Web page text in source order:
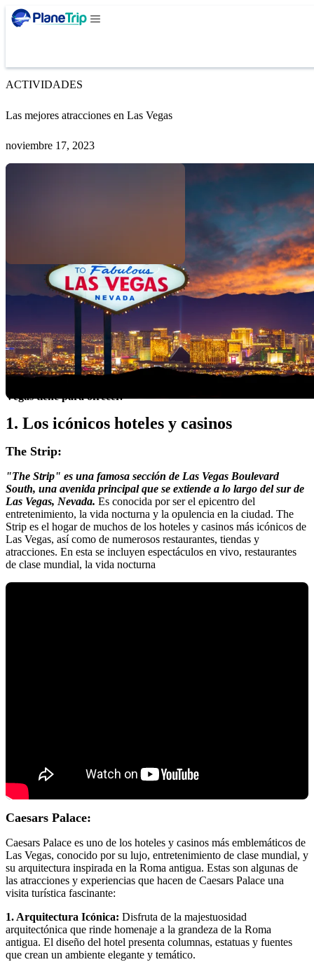
ACTIVIDADES
Las mejores atracciones en Las Vegas
noviembre 17, 2023
la diversión: Las Vegas! Conocida por sus brillantes luces, hoteles
extravagantes y una oferta interminable de entretenimiento, esta
ciudad en medio del desierto de Nevada es un imán para aquellos
que buscan emociones, lujo y una experiencia inolvidable.En este
Vegas tiene para ofrecer.
1. Los icónicos hoteles y casinos
The Strip:
"The Strip" es una famosa sección de Las Vegas Boulevard
South, una avenida principal que se extiende a lo largo del sur de
Las Vegas, Nevada. Es conocida por ser el epicentro del
entretenimiento, la vida nocturna y la opulencia en la ciudad. The
Strip es el hogar de muchos de los hoteles y casinos más icónicos de
Las Vegas, así como de numerosos restaurantes, tiendas y
atracciones. En esta se incluyen espectáculos en vivo, restaurantes
de clase mundial, la vida nocturna
Caesars Palace:
Caesars Palace es uno de los hoteles y casinos más emblemáticos de
Las Vegas, conocido por su lujo, entretenimiento de clase mundial, y
su arquitectura inspirada en la Roma antigua. Estas son algunas de
las atracciones y experiencias que hacen de Caesars Palace una
visita turística fascinante:
1. Arquitectura Icónica: Disfruta de la majestuosidad
arquitectónica que rinde homenaje a la grandeza de la Roma
antigua. El diseño del hotel presenta columnas, estatuas y fuentes
que crean un ambiente elegante y temático.